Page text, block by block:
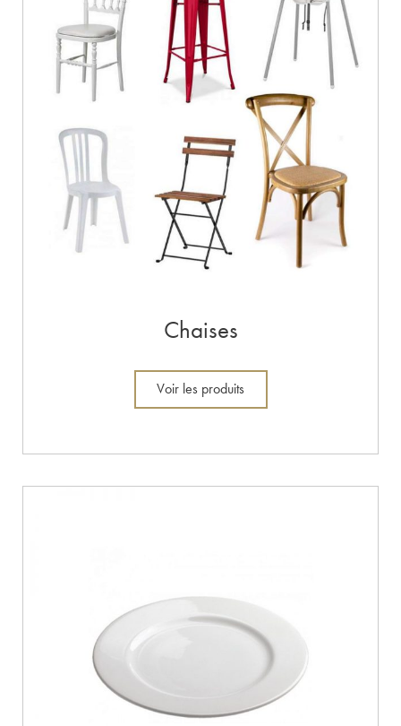
Chaises
Voir les produits